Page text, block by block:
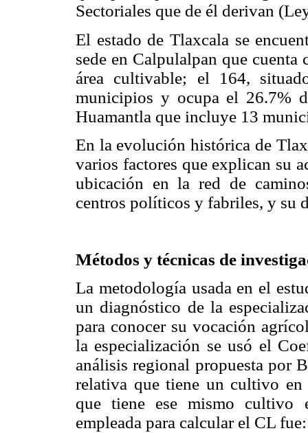
Sectoriales que de él derivan
El estado de Tlaxcala se
sede en Calpulalpan que
área cultivable; el 164,
municipios y ocupa el 26.7%
Huamantla que incluye 13
En la evolución histórica de
varios factores que explican su
ubicación en la red de
centros políticos y fabriles, y su
Métodos y técnicas de
La metodología usada en el
un diagnóstico de la
para conocer su vocación
la especialización se usó el
análisis regional propuesta por
relativa que tiene un cultivo
que tiene ese mismo cultivo
empleada para calcular el CL fue: